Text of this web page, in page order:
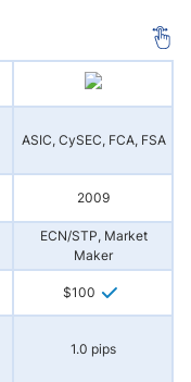
ASIC, CySEC, FCA, FSA
2009
ECN/STP, Market
Maker
$100
1.0 pips